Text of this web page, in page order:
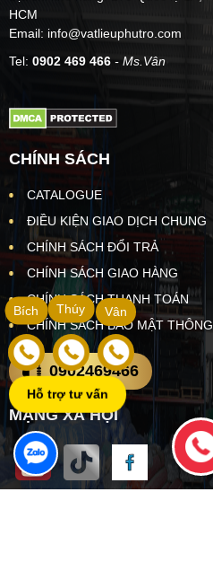
HCM
Email: info@vatlieuphutro.com
Tel: 0902 469 466 - Ms.Vân
CHÍNH SÁCH
CATALOGUE
ĐIỀU KIỆN GIAO DỊCH CHUNG
CHÍNH SÁCH ĐỔI TRẢ
CHÍNH SÁCH GIAO HÀNG
CHÍNH SÁCH THANH TOÁN
CHÍNH SÁCH BẢO MẬT
0902469466
MẠNG XÃ HỘI
Vân
Thúy
Bích
Hỗ trợ tư vấn